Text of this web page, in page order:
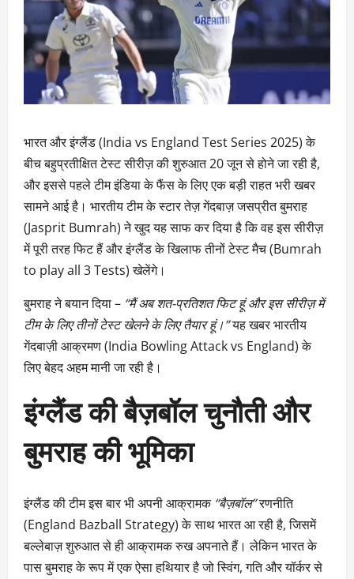
भारत और इंग्लैंड (India vs England Test Series 2025) के
बीच बहुप्रतीक्षित टेस्ट सीरीज़ की शुरुआत 20 जून से होने जा रही है,
और इससे पहले टीम इंडिया के फैंस के लिए एक बड़ी राहत भरी खबर
सामने आई है। भारतीय टीम के स्टार तेज़ गेंदबाज़ जसप्रीत बुमराह
(Jasprit Bumrah) ने खुद यह साफ कर दिया है कि वह इस सीरीज़
में पूरी तरह फिट हैं और इंग्लैंड के खिलाफ तीनों टेस्ट मैच (Bumrah
to play all 3 Tests) खेलेंगे।
बुमराह ने बयान दिया – “मैं अब शत-प्रतिशत फिट हूं और इस सीरीज़ में
टीम के लिए तीनों टेस्ट खेलने के लिए तैयार हूं।”यह खबर भारतीय
गेंदबाज़ी आक्रमण (India Bowling Attack vs England) के
लिए बेहद अहम मानी जा रही है।
इंग्लैंड की बैज़बॉल चुनौती और
बुमराह की भूमिका
इंग्लैंड की टीम इस बार भी अपनी आक्रामक “बैज़बॉल”रणनीति
(England Bazball Strategy) के साथ भारत आ रही है, जिसमें
बल्लेबाज़ शुरुआत से ही आक्रामक रुख अपनाते हैं। लेकिन भारत के
पास बुमराह के रूप में एक ऐसा हथियार है जो स्विंग, गति और यॉर्कर से